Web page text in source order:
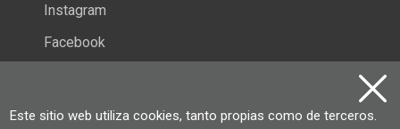
Este sitio web utiliza cookies, tanto propias como de terceros.
Instagram
Facebook